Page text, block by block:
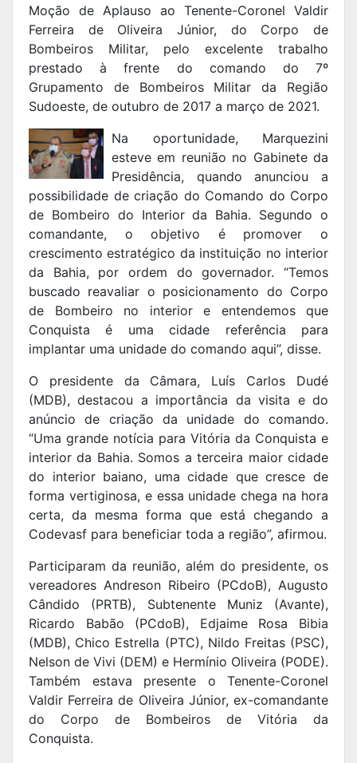
Moção de Aplauso ao Tenente-Coronel Valdir
Ferreira de Oliveira Júnior, do Corpo de
Bombeiros Militar, pelo excelente trabalho
prestado à frente do comando do 7º
Grupamento de Bombeiros Militar da Região
Sudoeste, de outubro de 2017 a março de 2021.
Na oportunidade, Marquezini
esteve em reunião no Gabinete da
Presidência, quando anunciou a
possibilidade de criação do Comando do Corpo
de Bombeiro do Interior da Bahia. Segundo o
comandante, o objetivo é promover o
crescimento estratégico da instituição no interior
da Bahia, por ordem do governador. “Temos
buscado reavaliar o posicionamento do Corpo
de Bombeiro no interior e entendemos que
Conquista é uma cidade referência para
implantar uma unidade do comando aqui”, disse.
O presidente da Câmara, Luís Carlos Dudé
(MDB), destacou a importância da visita e do
anúncio de criação da unidade do comando.
“Uma grande notícia para Vitória da Conquista e
interior da Bahia. Somos a terceira maior cidade
do interior baiano, uma cidade que cresce de
forma vertiginosa, e essa unidade chega na hora
certa, da mesma forma que está chegando a
Codevasf para beneficiar toda a região”, afirmou.
Participaram da reunião, além do presidente, os
vereadores Andreson Ribeiro (PCdoB), Augusto
Cândido (PRTB), Subtenente Muniz (Avante),
Ricardo Babão (PCdoB), Edjaime Rosa Bibia
(MDB), Chico Estrella (PTC), Nildo Freitas (PSC),
Nelson de Vivi (DEM) e Hermínio Oliveira (PODE).
Também estava presente o Tenente-Coronel
Valdir Ferreira de Oliveira Júnior, ex-comandante
do Corpo de Bombeiros de Vitória da
Conquista.